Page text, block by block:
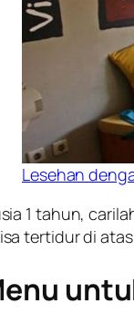
Lesehan
1 tahun,
tertidur di